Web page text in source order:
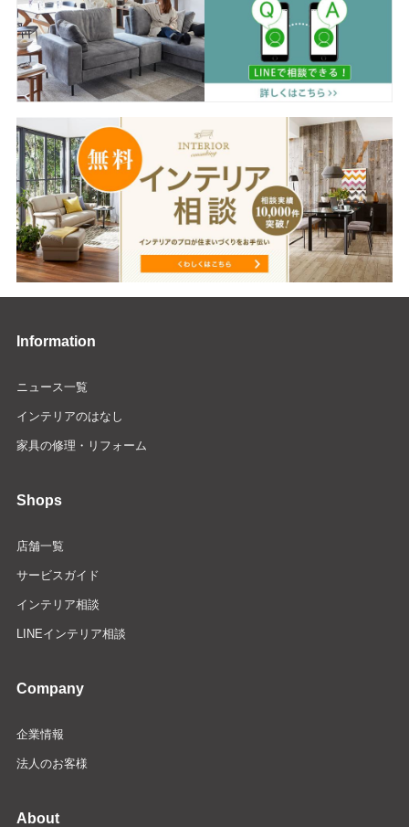
Information
ニュース一覧
インテリアのはなし
家具の修理・リフォーム
Shops
店舗一覧
サービスガイド
インテリア相談
LINEインテリア相談
Company
企業情報
法人のお客様
About